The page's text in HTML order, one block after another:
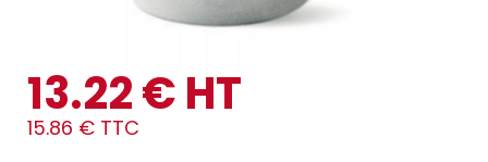
13.22 € HT
15.86 € TTC